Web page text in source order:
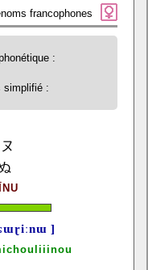
francophones
:
simplifié :
]